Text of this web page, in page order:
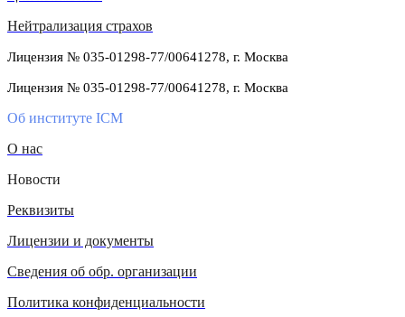
Нейтрализация страхов
Лицензия № 035-01298-77/00641278, г. Москва
Лицензия № 035-01298-77/00641278, г. Москва
Об институте ICM
О нас
Новости
Реквизиты
Лицензии и документы
Сведения об обр. организации
Политика конфиденциальности